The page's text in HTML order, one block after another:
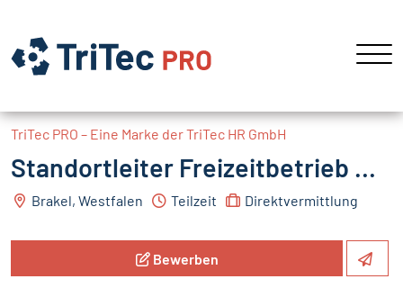
TriTec PRO – Eine Marke der TriTec HR GmbH
Standortleiter Freizeitbetrieb m/w/d
Brakel, Westfalen Teilzeit Direktvermittlung
Bewerben